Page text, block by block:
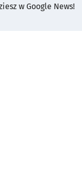
w Google News!